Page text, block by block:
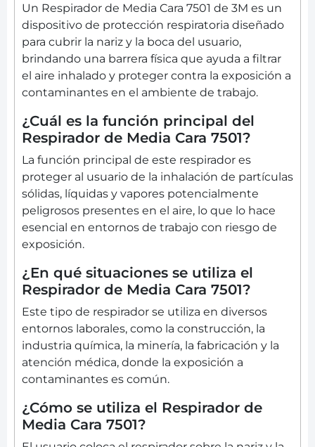
Un Respirador de Media Cara 7501 de 3M es un
dispositivo de protección respiratoria diseñado
para cubrir la nariz y la boca del usuario,
brindando una barrera física que ayuda a filtrar
el aire inhalado y proteger contra la exposición a
contaminantes en el ambiente de trabajo.
¿Cuál es la función principal del
Respirador de Media Cara 7501?
La función principal de este respirador es
proteger al usuario de la inhalación de partículas
sólidas, líquidas y vapores potencialmente
peligrosos presentes en el aire, lo que lo hace
esencial en entornos de trabajo con riesgo de
exposición.
¿En qué situaciones se utiliza el
Respirador de Media Cara 7501?
Este tipo de respirador se utiliza en diversos
entornos laborales, como la construcción, la
industria química, la minería, la fabricación y la
atención médica, donde la exposición a
contaminantes es común.
¿Cómo se utiliza el Respirador de
Media Cara 7501?